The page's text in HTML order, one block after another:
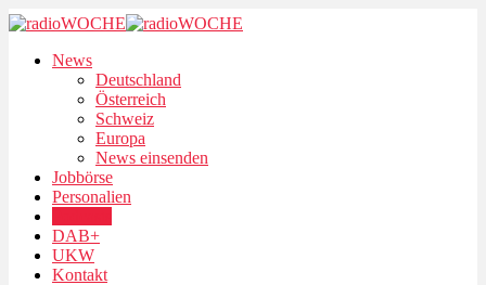
News
Deutschland
Österreich
Schweiz
Europa
News einsenden
Jobbörse
Personalien
DAB+
UKW
Kontakt